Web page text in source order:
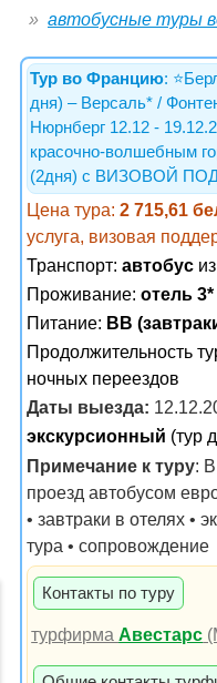
автобусные туры
Тур во Францию:
дня) – Версаль* /
Нюрнберг 12.12 -
красочно-волшебным
(2дня) с ВИЗОВОЙ
Цена тура: 2 715,61
услуга, визовая
Транспорт: автобус
Проживание: отель 3*
Питание: BB
Продолжительность
ночных переездов
Даты выезда:
экскурсионный (тур
Примечание к туру:
проезд автобусом
• завтраки в отелях •
тура • сопровождение
Контакты по туру
турфирмаАвестарс